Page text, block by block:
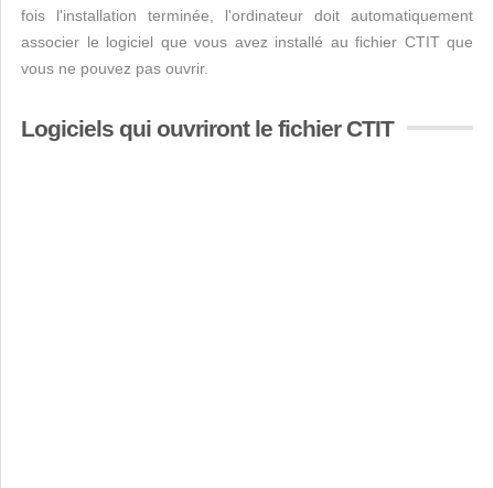
fois l'installation terminée, l'ordinateur doit automatiquement
associer le logiciel que vous avez installé au fichier CTIT que
vous ne pouvez pas ouvrir.
Logiciels qui ouvriront le fichier CTIT